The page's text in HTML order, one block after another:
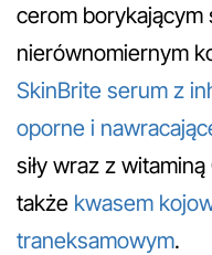
cerom borykającym
nierównomiernym
SkinBrite serum z
oporne i
siły wraz z
także kwasem
traneksamowym.